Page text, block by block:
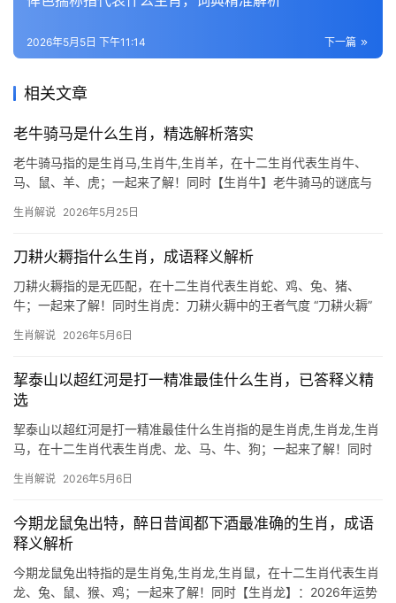
下一篇
2026年5月5日 下午11:14
相关文章
老牛骑马是什么生肖，精选解析落实
老牛骑马指的是生肖马,生肖牛,生肖羊，在十二生肖代表生肖牛、
马、鼠、羊、虎；一起来了解！同时【生肖牛】老牛骑马的谜底与
生肖牛地支属丑，生肖马地支属午，丑午相害，故民间以此喻指“费
生肖解说 2026年5月25日
刀耕火耨指什么生肖，成语释义解析
刀耕火耨指的是无匹配，在十二生肖代表生肖蛇、鸡、兔、猪、
牛；一起来了解！同时生肖虎：刀耕火耨中的王者气度 “刀耕火耨”
肖虎最契合这一精神——虎啸山林，开疆拓土，天生具备领袖风
生肖解说 2026年5月6日
挈泰山以超红河是打一精准最佳什么生肖，已答释义精
选
挈泰山以超红河是打一精准最佳什么生肖指的是生肖虎,生肖龙,生肖
马，在十二生肖代表生肖虎、龙、马、牛、狗；一起来了解！同时
向远大，这与生肖虎的王者气概不谋而合，虎为百兽之长，五行属
生肖解说 2026年5月6日
今期龙鼠兔出特，醉日昔闻都下酒最准确的生肖，成语
释义解析
今期龙鼠兔出特指的是生肖兔,生肖龙,生肖鼠，在十二生肖代表生肖
龙、兔、鼠、猴、鸡；一起来了解！同时【生肖龙】：2026年运势